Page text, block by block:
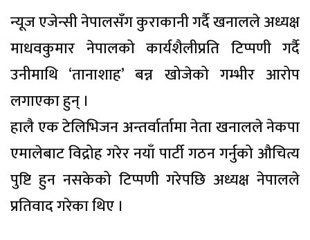
न्यूज एजेन्सी नेपालसँग कुराकानी गर्दै खनालले अध्यक्ष
माधवकुमार नेपालको कार्यशैलीप्रति टिप्पणी गर्दै
उनीमाथि ‘तानाशाह’ बन्न खोजेको गम्भीर आरोप
लगाएका हुन् ।
हालै एक टेलिभिजन अन्तर्वार्तामा नेता खनालले नेकपा
एमालेबाट विद्रोह गरेर नयाँ पार्टी गठन गर्नुको औचित्य
पुष्टि हुन नसकेको टिप्पणी गरेपछि अध्यक्ष नेपालले
प्रतिवाद गरेका थिए ।